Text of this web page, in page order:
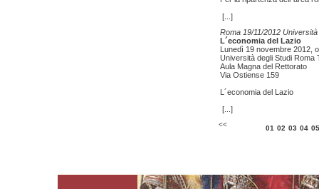
[...]
Roma 19/11/2012
L´economia del Lazio
Lunedì 19 novembre 2012,
Università degli Studi Roma
Aula Magna del Rettorato
Via Ostiense 159
L´economia del Lazio
[...]
<< 01 02 03 04 05